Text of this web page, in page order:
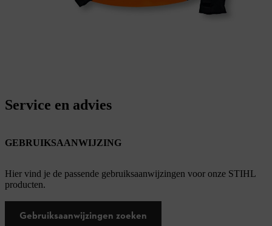
Service en advies
GEBRUIKSAANWIJZING
Hier vind je de passende gebruiksaanwijzingen voor onze STIHL
producten.
Gebruiksaanwijzingen zoeken